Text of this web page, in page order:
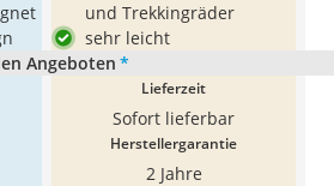
und Trekkingräder
sehr leicht
Angeboten *
Lieferzeit
Sofort lieferbar
Herstellergarantie
2 Jahre